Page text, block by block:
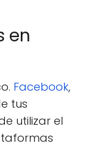
en
Facebook,
tus
utilizar el